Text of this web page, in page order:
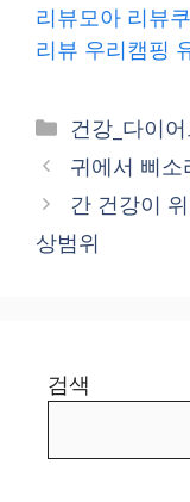
리뷰모아 리뷰쿠
리뷰 우리캠핑
Categories
건강_다이
귀에서 삐
간 건강이
상범위
검색